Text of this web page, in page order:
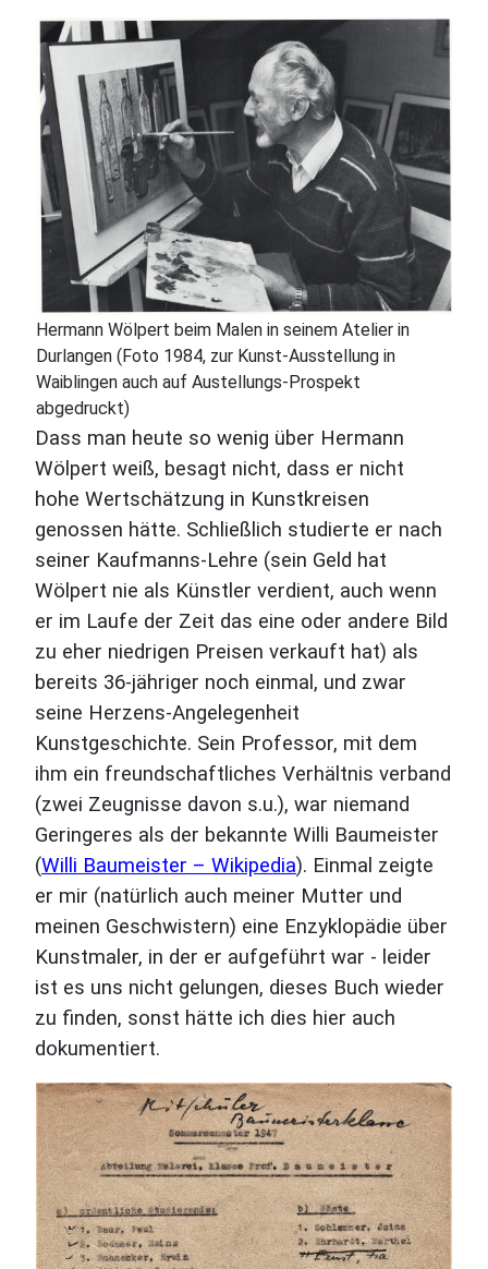
Hermann Wölpert beim Malen in seinem Atelier in
Durlangen (Foto 1984, zur Kunst-Ausstellung in
Waiblingen auch auf Austellungs-Prospekt
abgedruckt)
Dass man heute so wenig über Hermann
Wölpert weiß, besagt nicht, dass er nicht
hohe Wertschätzung in Kunstkreisen
genossen hätte. Schließlich studierte er nach
seiner Kaufmanns-Lehre (sein Geld hat
Wölpert nie als Künstler verdient, auch wenn
er im Laufe der Zeit das eine oder andere Bild
zu eher niedrigen Preisen verkauft hat) als
bereits 36-jähriger noch einmal, und zwar
seine Herzens-Angelegenheit
Kunstgeschichte. Sein Professor, mit dem
ihm ein freundschaftliches Verhältnis verband
(zwei Zeugnisse davon s.u.), war niemand
Geringeres als der bekannte Willi Baumeister
(Willi Baumeister – Wikipedia). Einmal zeigte
er mir (natürlich auch meiner Mutter und
meinen Geschwistern) eine Enzyklopädie über
Kunstmaler, in der er aufgeführt war - leider
ist es uns nicht gelungen, dieses Buch wieder
zu finden, sonst hätte ich dies hier auch
dokumentiert.